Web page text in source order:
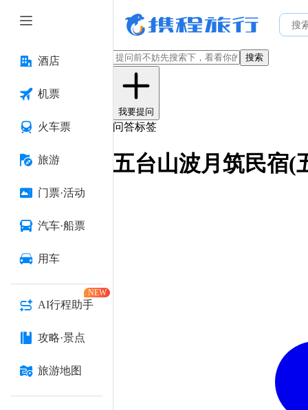
酒店
机票
火车票
旅游
门票·活动
汽车·船票
用车
AI行程助手
NEW
攻略·景点
旅游地图
搜索
我要提问
问答标签
五台山波月筑民宿(